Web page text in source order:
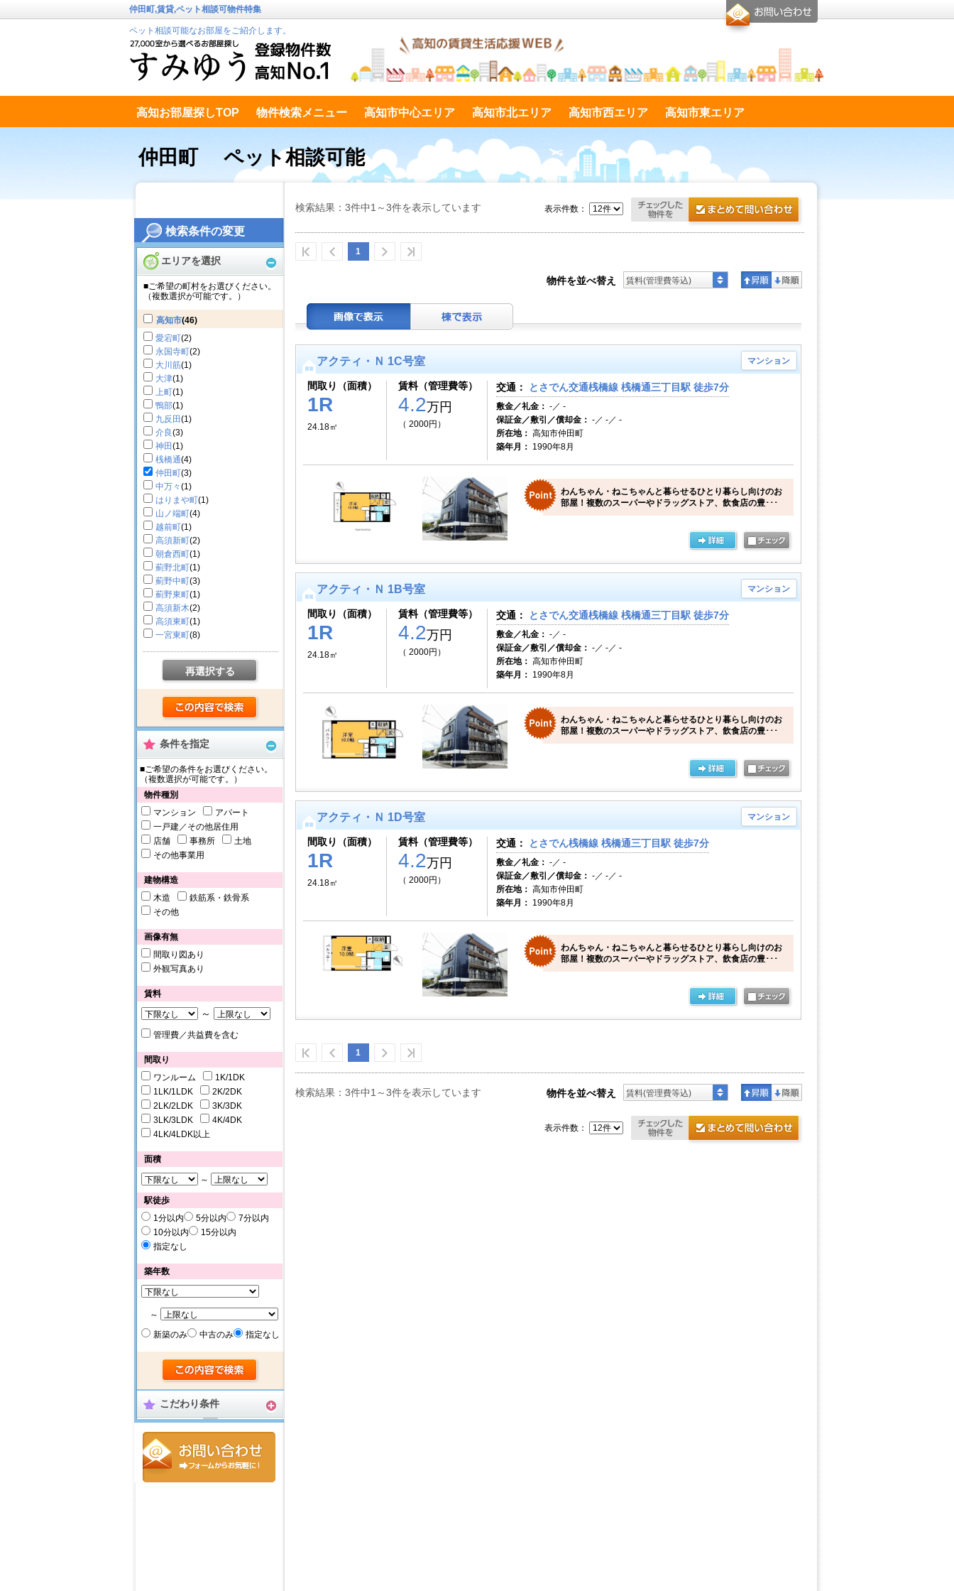
検索条件の変更
エリアを選択
■ご希望の町村をお選びください。
（複数選択が可能です。）
高知市(46)
愛宕町(2)
永国寺町(2)
大川筋(1)
大津(1)
上町(1)
鴨部(1)
九反田(1)
介良(3)
神田(1)
桟橋通(4)
仲田町(3)
中万々(1)
はりまや町(1)
山ノ端町(4)
越前町(1)
高須新町(2)
朝倉西町(1)
薊野北町(1)
薊野中町(3)
薊野東町(1)
高須新木(2)
高須東町(1)
一宮東町(8)
再選択する
条件を指定
■ご希望の条件をお選びください。
（複数選択が可能です。）
物件種別
マンション
アパート
一戸建／その他居住用
店舗
事務所
土地
その他事業用
建物構造
木造
鉄筋系・鉄骨系
その他
画像有無
間取り図あり
外観写真あり
賃料
～
管理費／共益費を含む
間取り
ワンルーム
1K/1DK
1LK/1LDK
2K/2DK
2LK/2LDK
3K/3DK
3LK/3LDK
4K/4DK
4LK/4LDK以上
面積
～
駅徒歩
1分以内
5分以内
7分以内
10分以内
15分以内
指定なし
築年数
～
新築のみ
中古のみ 指定なし
こだわり条件
仲田町,賃貸,ペット相談可物件特集
ペット相談可能なお部屋をご紹介します。
高知お部屋探しTOP 物件検索メニュー 高知市中心エリア 高知市北エリア 高知市西エリア 高知市東エリア
テキストデータ
仲田町 ペット相談可能
検索結果：3件中1～3件を表示しています
1
表示件数：
物件を並べ替え 賃料(管理費等込)
アクティ・Ｎ 1C号室 マンション
間取り（面積）
1R
24.18㎡
賃料（管理費等）
4.2万円
（ 2000円）
交通： とさでん交通桟橋線 桟橋通三丁目駅 徒歩7分
敷金／礼金： -／ -
保証金／敷引／償却金： -／ -／ -
所在地： 高知市仲田町
築年月： 1990年8月
わんちゃん・ねこちゃんと暮らせるひとり暮らし向けのお
部屋！複数のスーパーやドラッグストア、飲食店の豊･･･
アクティ・Ｎ 1B号室 マンション
間取り（面積）
1R
24.18㎡
賃料（管理費等）
4.2万円
（ 2000円）
交通： とさでん交通桟橋線 桟橋通三丁目駅 徒歩7分
敷金／礼金： -／ -
保証金／敷引／償却金： -／ -／ -
所在地： 高知市仲田町
築年月： 1990年8月
わんちゃん・ねこちゃんと暮らせるひとり暮らし向けのお
部屋！複数のスーパーやドラッグストア、飲食店の豊･･･
アクティ・Ｎ 1D号室 マンション
間取り（面積）
1R
24.18㎡
賃料（管理費等）
4.2万円
（ 2000円）
交通： とさでん桟橋線 桟橋通三丁目駅 徒歩7分
敷金／礼金： -／ -
保証金／敷引／償却金： -／ -／ -
所在地： 高知市仲田町
築年月： 1990年8月
わんちゃん・ねこちゃんと暮らせるひとり暮らし向けのお
部屋！複数のスーパーやドラッグストア、飲食店の豊･･･
物件を並べ替え 賃料(管理費等込)
1
表示件数：
検索結果：3件中1～3件を表示しています